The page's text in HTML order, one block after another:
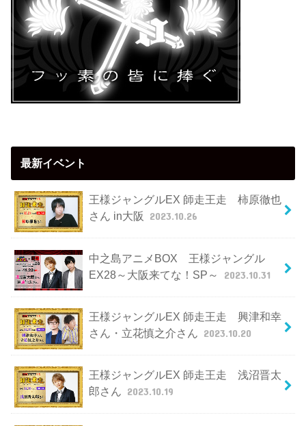
最新イベント
王様ジャングルEX 師走王走 柿原徹也
さん in大阪
2023.10.26
中之島アニメBOX 王様ジャングル
EX28～大阪来てな！SP～
2023.10.31
王様ジャングルEX 師走王走 興津和幸
さん・立花慎之介さん 2023.10.20
王様ジャングルEX 師走王走 浅沼晋太
郎さん 2023.10.19